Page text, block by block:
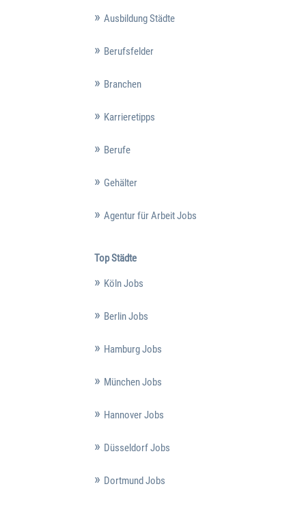
Ausbildung Städte
Berufsfelder
Branchen
Karrieretipps
Berufe
Gehälter
Agentur für Arbeit Jobs
Top Städte
Köln Jobs
Berlin Jobs
Hamburg Jobs
München Jobs
Hannover Jobs
Düsseldorf Jobs
Dortmund Jobs